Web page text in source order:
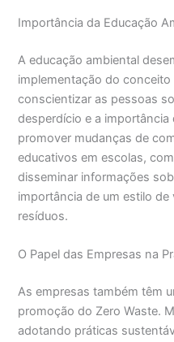
Importância da Educação
A educação ambiental
implementação do conceito
conscientizar as pessoas
desperdício e a
promover mudanças de
educativos em escolas,
disseminar informações
importância de um estilo
resíduos.
O Papel das Empresas na
As empresas também têm
promoção do Zero Waste.
adotando práticas